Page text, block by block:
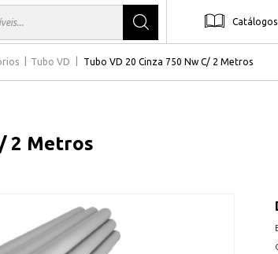
Catálogos
Tubo VD Tubo VD 20 Cinza 750 Nw C/ 2 Metros
2 Metros